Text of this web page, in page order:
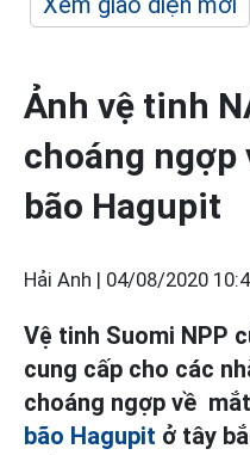
Ảnh vệ tinh
choáng ngợp
bão Hagupit
Hải Anh | 04/08/2020
Vệ tinh Suomi NPP
cung cấp cho các
choáng ngợp về
bão Hagupit ở tây